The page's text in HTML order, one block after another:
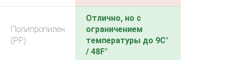
Полипропилен
(PP)
Отлично, но с
ограничением
температуры до 9C°
/ 48F°